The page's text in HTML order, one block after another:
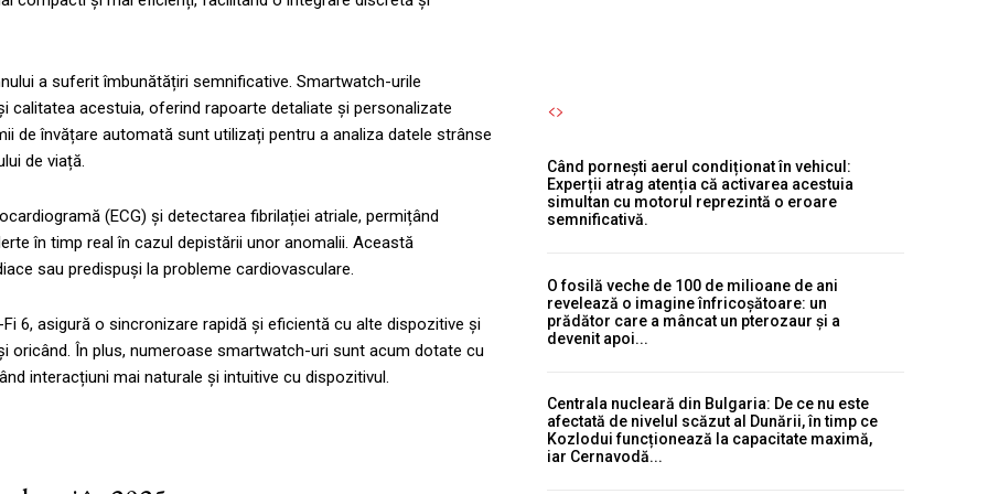
a suferit îmbunătățiri semnificative. Smartwatch-urile
acestuia, oferind rapoarte detaliate și personalizate
de învățare automată sunt utilizați pentru a analiza datele strânse
de viață.
(ECG) și detectarea fibrilației atriale, permițând
în timp real în cazul depistării unor anomalii. Această
sau predispuși la probleme cardiovasculare.
6, asigură o sincronizare rapidă și eficientă cu alte dispozitive și
oricând. În plus, numeroase smartwatch-uri sunt acum dotate cu
interacțiuni mai naturale și intuitive cu dispozitivul.
Când pornești aerul condiționat în vehicul:
Experții atrag atenția că activarea acestuia
simultan cu motorul reprezintă o eroare
semnificativă.
O fosilă veche de 100 de milioane de ani
revelează o imagine înfricoșătoare: un
prădător care a mâncat un pterozaur și a
devenit apoi...
Centrala nucleară din Bulgaria: De ce nu este
afectată de nivelul scăzut al Dunării, în timp ce
Kozlodui funcționează la capacitate maximă,
iar Cernavodă...